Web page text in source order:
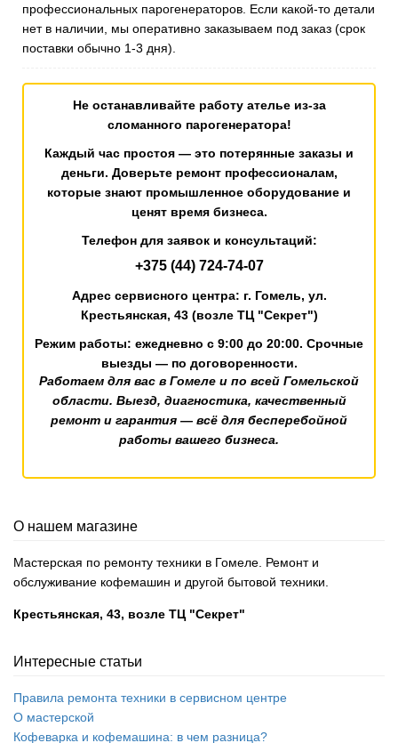
профессиональных парогенераторов. Если какой-то детали
нет в наличии, мы оперативно заказываем под заказ (срок
поставки обычно 1-3 дня).
Не останавливайте работу ателье из-за
сломанного парогенератора!
Каждый час простоя — это потерянные заказы и
деньги. Доверьте ремонт профессионалам,
которые знают промышленное оборудование и
ценят время бизнеса.
Телефон для заявок и консультаций:
+375 (44) 724-74-07
Адрес сервисного центра: г. Гомель, ул.
Крестьянская, 43 (возле ТЦ "Секрет")
Режим работы: ежедневно с 9:00 до 20:00. Срочные
выезды — по договоренности.
Работаем для вас в Гомеле и по всей Гомельской
области. Выезд, диагностика, качественный
ремонт и гарантия — всё для бесперебойной
работы вашего бизнеса.
О нашем магазине
Мастерская по ремонту техники в Гомеле. Ремонт и
обслуживание кофемашин и другой бытовой техники.
Крестьянская, 43, возле ТЦ "Секрет"
Интересные статьи
Правила ремонта техники в сервисном центре
О мастерской
Кофеварка и кофемашина: в чем разница?